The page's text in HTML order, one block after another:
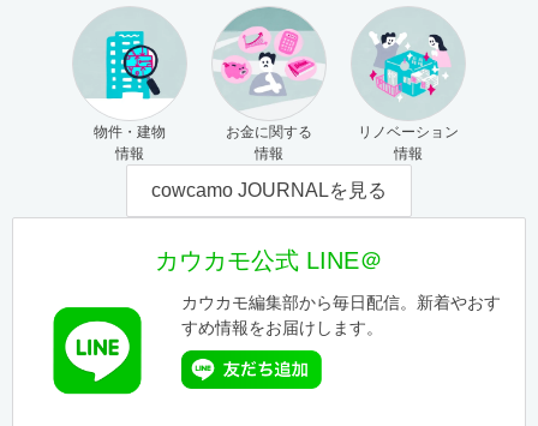
物件・建物
情報
お金に関する
情報
リノベーション
情報
cowcamo JOURNALを見る
カウカモ公式 LINE＠
カウカモ編集部から毎日配信。新着やおす
すめ情報をお届けします。